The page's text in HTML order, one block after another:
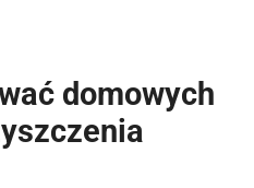
domowych